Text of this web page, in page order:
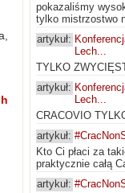
pokazaliśmy
tylko mistrzostwo
artykuł:
Lech...
TYLKO
artykuł:
Lech...
CRACOVIO
artykuł:
Kto Ci płaci za
praktycznie całą
artykuł: